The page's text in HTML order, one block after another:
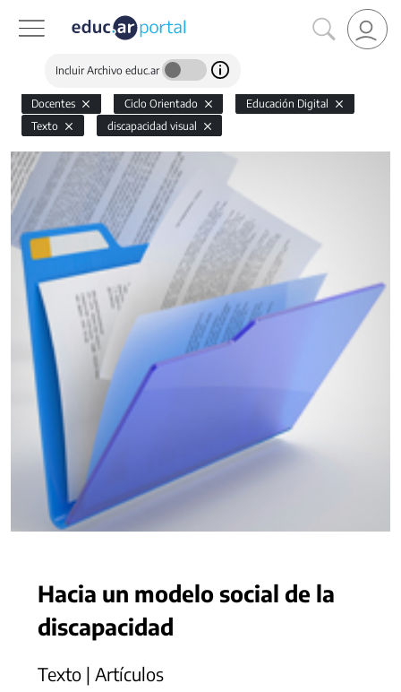
Incluir Archivo educ.ar
Docentes Ciclo Orientado
Educación Digital
Texto
discapacidad visual
Hacia un modelo social de la
discapacidad
Texto | Artículos